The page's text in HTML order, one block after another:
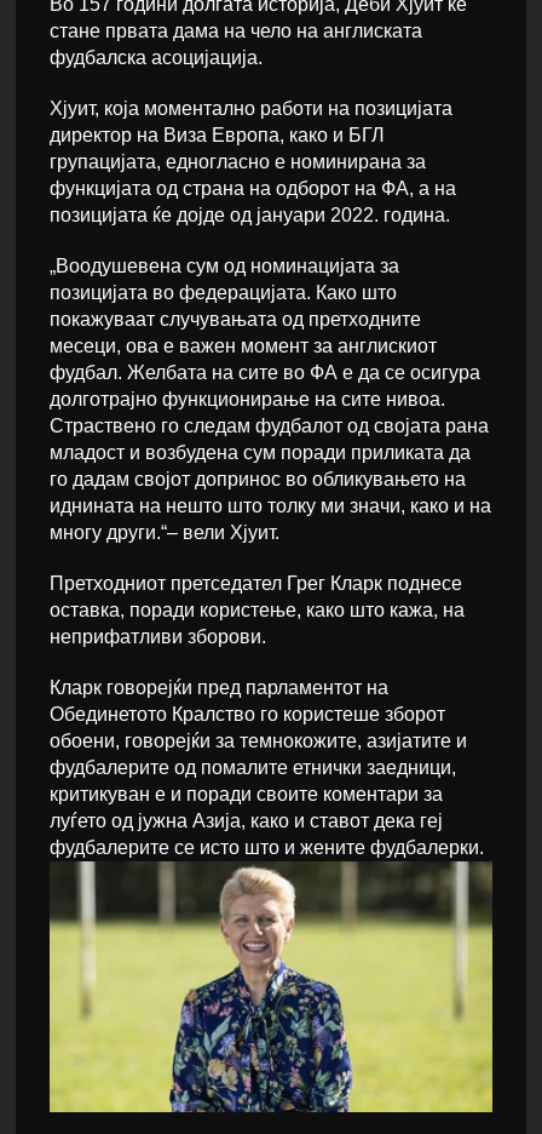
стане првата дама на чело на англиската
фудбалска асоцијација.
Хјуит, која моментално работи на позицијата
директор на Виза Европа, како и БГЛ
групацијата, едногласно е номинирана за
функцијата од страна на одборот на ФА, а на
позицијата ќе дојде од јануари 2022. година.
„Воодушевена сум од номинацијата за
позицијата во федерацијата. Како што
покажуваат случувањата од претходните
месеци, ова е важен момент за англискиот
фудбал. Желбата на сите во ФА е да се осигура
долготрајно функционирање на сите нивоа.
Страствено го следам фудбалот од својата рана
младост и возбудена сум поради приликата да
го дадам својот допринос во обликувањето на
иднината на нешто што толку ми значи, како и на
многу други.“– вели Хјуит.
Претходниот претседател Грег Кларк поднесе
оставка, поради користење, како што кажа, на
неприфатливи зборови.
Кларк говорејќи пред парламентот на
Обединетото Кралство го користеше зборот
обоени, говорејќи за темнокожите, азијатите и
фудбалерите од помалите етнички заедници,
критикуван е и поради своите коментари за
луѓето од јужна Азија, како и ставот дека геј
фудбалерите се исто што и жените фудбалерки.